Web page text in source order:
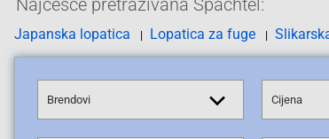
Pravno lice
Najčešće pretraživana Spachtel:
Japanska lopatica Lopatica za fuge
Brendovi Cijena